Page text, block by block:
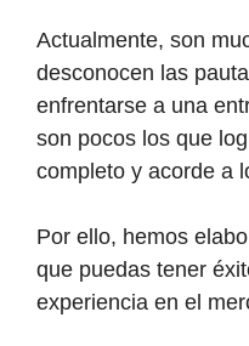
Actualmente, son
desconocen las
enfrentarse a una
son pocos los que
completo y acorde a
Por ello, hemos
que puedas tener
experiencia en el